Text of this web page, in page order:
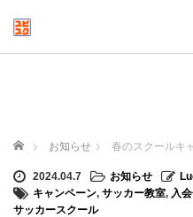
ホーム お知らせ 春のスクールキ
2024.04.7 お知らせ
キャンペーン, サッカー教室, 入
サッカースクール